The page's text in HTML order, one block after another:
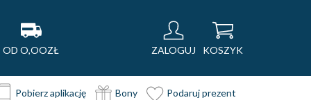
OD O,OOZŁ ZALOGUJ KOSZYK
Pobierz aplikację Bony Podaruj prezent